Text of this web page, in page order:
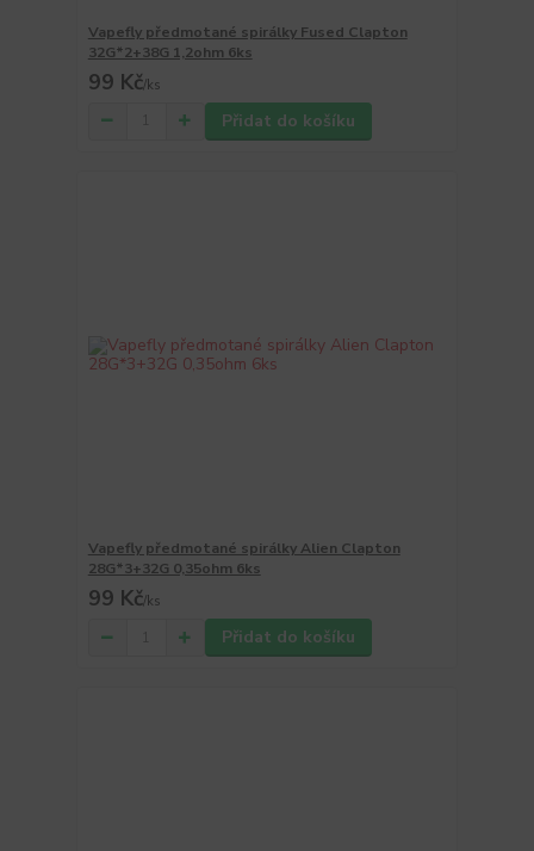
Vapefly předmotané spirálky Fused Clapton
32G*2+38G 1,2ohm 6ks
99 Kč/ks
Přidat do košíku
Vapefly předmotané spirálky Alien Clapton
28G*3+32G 0,35ohm 6ks
99 Kč/ks
Přidat do košíku